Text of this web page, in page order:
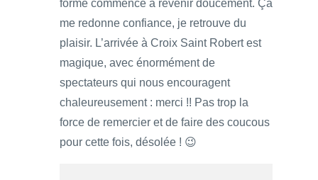
forme commence à revenir doucement. Ça
me redonne confiance, je retrouve du
plaisir. L’arrivée à Croix Saint Robert est
magique, avec énormément de
spectateurs qui nous encouragent
chaleureusement : merci !! Pas trop la
force de remercier et de faire des coucous
pour cette fois, désolée ! 😉